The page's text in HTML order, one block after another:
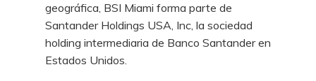
geográfica, BSI Miami forma parte de
Santander Holdings USA, Inc, la sociedad
holding intermediaria de Banco Santander en
Estados Unidos.